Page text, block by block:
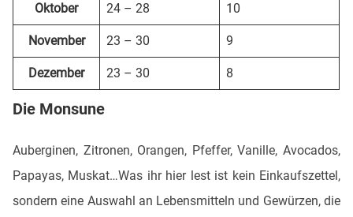
Oktober 24 – 28 10
November 23 – 30 9
Dezember 23 – 30 8
Die Monsune
Auberginen, Zitronen, Orangen, Pfeffer, Vanille, Avocados,
Papayas, Muskat…Was ihr hier lest ist kein Einkaufszettel,
sondern eine Auswahl an Lebensmitteln und Gewürzen, die